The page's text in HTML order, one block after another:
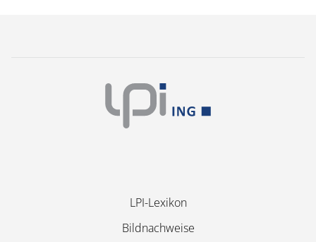
Navigation
überspringen
LPI-Lexikon
Bildnachweise